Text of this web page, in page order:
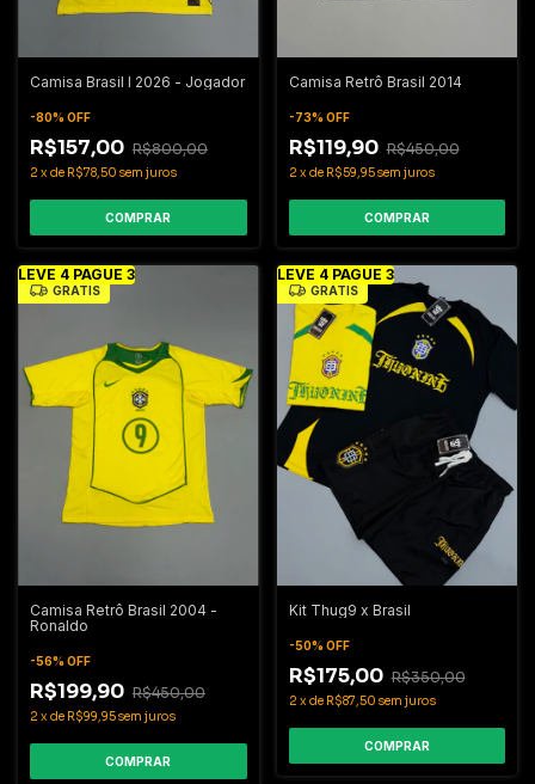
Camisa Brasil I 2026 - Jogador
-80% OFF
R$157,00 R$800,00
2 xde R$78,50 sem juros
COMPRAR
Camisa Retrô Brasil 2014
-73% OFF
R$119,90 R$450,00
2 xde R$59,95sem juros
COMPRAR
LEVE 4 PAGUE 3
GRÁTIS
Camisa Retrô Brasil 2004 -
Ronaldo
-56% OFF
R$199,90 R$450,00
2 xde R$99,95sem juros
COMPRAR
LEVE 4 PAGUE 3
GRÁTIS
Kit Thug9 x Brasil
-50% OFF
R$175,00 R$350,00
2 xde R$87,50 sem juros
COMPRAR